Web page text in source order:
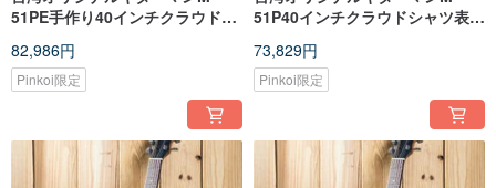
51PE手作り40インチクラウドシ
ーンメープルピックアップバー
ジョン
82,986円
Pinkoi限定
51P40インチクラウドシャツ表面
ル手作りOMバレルギター
73,829円
Pinkoi限定